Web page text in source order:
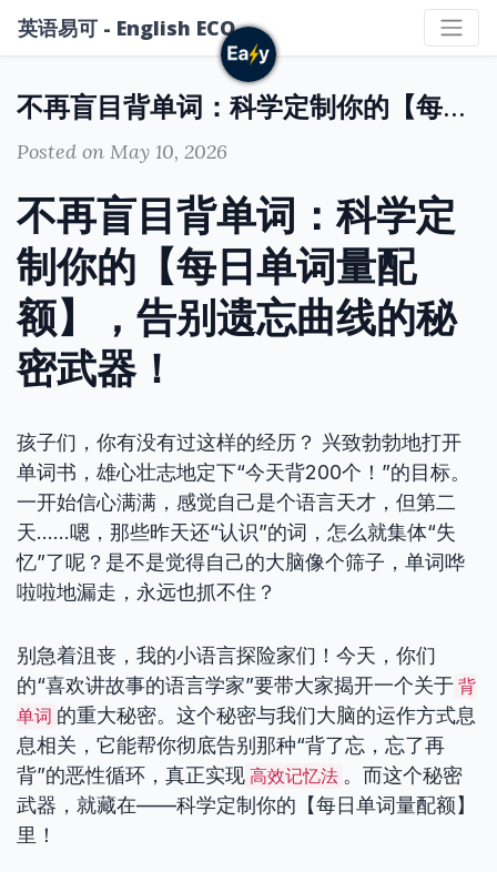
英语易可 - English ECO
不再盲目背单词：科学定制你的【每日单词量配额】，告别遗忘曲线的秘密武器！
Posted on May 10, 2026
不再盲目背单词：科学定
制你的【每日单词量配
额】，告别遗忘曲线的秘
密武器！
孩子们，你有没有过这样的经历？ 兴致勃勃地打开
单词书，雄心壮志地定下“今天背200个！”的目标。
一开始信心满满，感觉自己是个语言天才，但第二
天……嗯，那些昨天还“认识”的词，怎么就集体“失
忆”了呢？是不是觉得自己的大脑像个筛子，单词哗
啦啦地漏走，永远也抓不住？
别急着沮丧，我的小语言探险家们！今天，你们
的“喜欢讲故事的语言学家”要带大家揭开一个关于 背
单词 的重大秘密。这个秘密与我们大脑的运作方式息
息相关，它能帮你彻底告别那种“背了忘，忘了再
背”的恶性循环，真正实现 高效记忆法 。而这个秘密
武器，就藏在——科学定制你的【每日单词量配额】
里！